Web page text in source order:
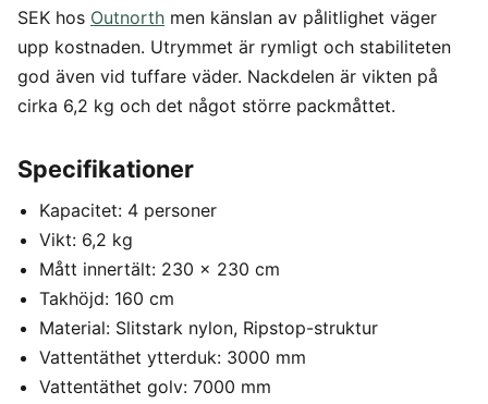
SEK hos Outnorth men känslan av pålitlighet väger
upp kostnaden. Utrymmet är rymligt och stabiliteten
god även vid tuffare väder. Nackdelen är vikten på
cirka 6,2 kg och det något större packmåttet.
Specifikationer
Kapacitet: 4 personer
Vikt: 6,2 kg
Mått innertält: 230 x 230 cm
Takhöjd: 160 cm
Material: Slitstark nylon, Ripstop-struktur
Vattentäthet ytterduk: 3000 mm
Vattentäthet golv: 7000 mm